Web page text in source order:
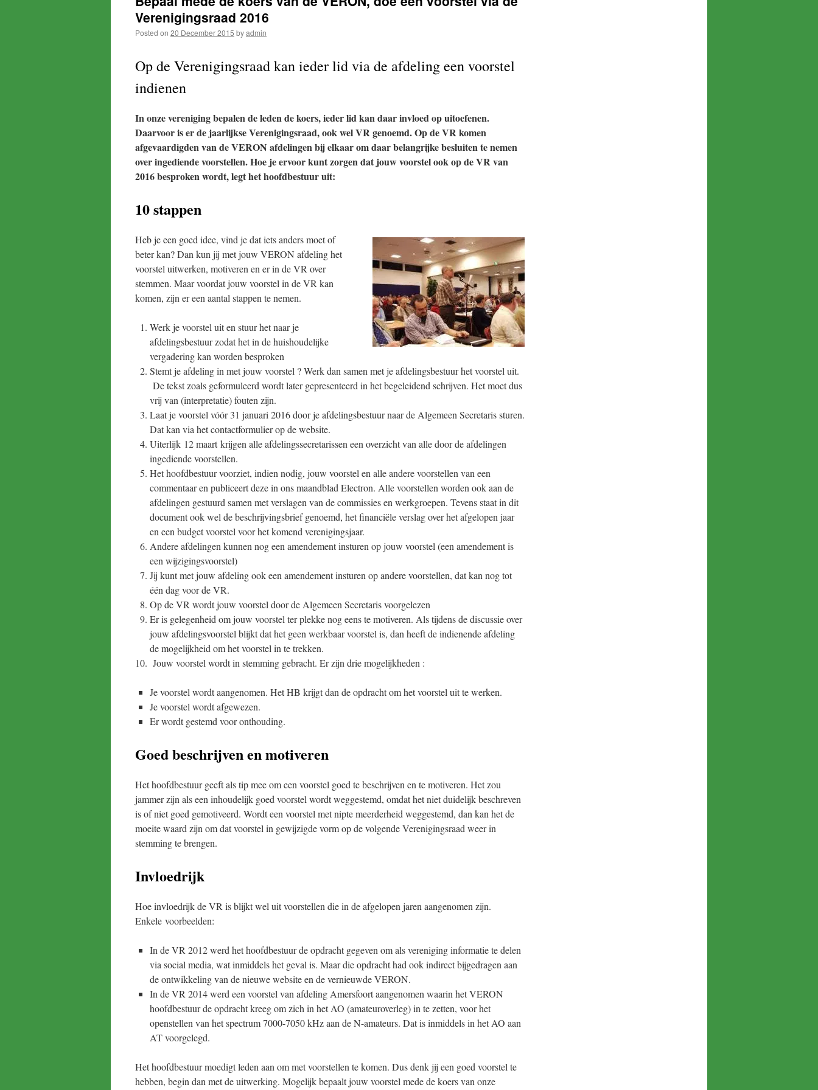
Verenigingsraad 2016
Posted on 20 December 2015 byadmin
Op de Verenigingsraad kan ieder lid via de afdeling een voorstel
indienen
In onze vereniging bepalen de leden de koers, ieder lid kan daar invloed op uitoefenen.
Daarvoor is er de jaarlijkse Verenigingsraad, ook wel VR genoemd. Op de VR komen
afgevaardigden van de VERON afdelingen bij elkaar om daar belangrijke besluiten te nemen
over ingediende voorstellen. Hoe je ervoor kunt zorgen dat jouw voorstel ook op de VR van
2016 besproken wordt, legt het hoofdbestuur uit:
10 stappen
Heb je een goed idee, vind je dat iets anders moet of
beter kan? Dan kun jij met jouw VERON afdeling het
voorstel uitwerken, motiveren en er in de VR over
stemmen. Maar voordat jouw voorstel in de VR kan
komen, zijn er een aantal stappen te nemen.
Werk je voorstel uit en stuur het naar je
afdelingsbestuur zodat het in de huishoudelijke
vergadering kan worden besproken
Stemt je afdeling in met jouw voorstel ? Werk dan samen met je afdelingsbestuur het voorstel uit.
De tekst zoals geformuleerd wordt later gepresenteerd in het begeleidend schrijven. Het moet dus
vrij van (interpretatie) fouten zijn.
Laat je voorstel vóór 31 januari 2016 door je afdelingsbestuur naar de Algemeen Secretaris sturen.
Dat kan via het contactformulier op de website.
Uiterlijk 12 maart krijgen alle afdelingssecretarissen een overzicht van alle door de afdelingen
ingediende voorstellen.
Het hoofdbestuur voorziet, indien nodig, jouw voorstel en alle andere voorstellen van een
commentaar en publiceert deze in ons maandblad Electron. Alle voorstellen worden ook aan de
afdelingen gestuurd samen met verslagen van de commissies en werkgroepen. Tevens staat in dit
document ook wel de beschrijvingsbrief genoemd, het financiële verslag over het afgelopen jaar
en een budget voorstel voor het komend verenigingsjaar.
Andere afdelingen kunnen nog een amendement insturen op jouw voorstel (een amendement is
een wijzigingsvoorstel)
Jij kunt met jouw afdeling ook een amendement insturen op andere voorstellen, dat kan nog tot
één dag voor de VR.
Op de VR wordt jouw voorstel door de Algemeen Secretaris voorgelezen
Er is gelegenheid om jouw voorstel ter plekke nog eens te motiveren. Als tijdens de discussie over
jouw afdelingsvoorstel blijkt dat het geen werkbaar voorstel is, dan heeft de indienende afdeling
de mogelijkheid om het voorstel in te trekken.
Jouw voorstel wordt in stemming gebracht. Er zijn drie mogelijkheden :
Je voorstel wordt aangenomen. Het HB krijgt dan de opdracht om het voorstel uit te werken.
Je voorstel wordt afgewezen.
Er wordt gestemd voor onthouding.
Goed beschrijven en motiveren
Het hoofdbestuur geeft als tip mee om een voorstel goed te beschrijven en te motiveren. Het zou
jammer zijn als een inhoudelijk goed voorstel wordt weggestemd, omdat het niet duidelijk beschreven
is of niet goed gemotiveerd. Wordt een voorstel met nipte meerderheid weggestemd, dan kan het de
moeite waard zijn om dat voorstel in gewijzigde vorm op de volgende Verenigingsraad weer in
stemming te brengen.
Invloedrijk
Hoe invloedrijk de VR is blijkt wel uit voorstellen die in de afgelopen jaren aangenomen zijn.
Enkele voorbeelden:
In de VR 2012 werd het hoofdbestuur de opdracht gegeven om als vereniging informatie te delen
via social media, wat inmiddels het geval is. Maar die opdracht had ook indirect bijgedragen aan
de ontwikkeling van de nieuwe website en de vernieuwde VERON.
In de VR 2014 werd een voorstel van afdeling Amersfoort aangenomen waarin het VERON
hoofdbestuur de opdracht kreeg om zich in het AO (amateuroverleg) in te zetten, voor het
openstellen van het spectrum 7000-7050 kHz aan de N-amateurs. Dat is inmiddels in het AO aan
AT voorgelegd.
Het hoofdbestuur moedigt leden aan om met voorstellen te komen. Dus denk jij een goed voorstel te
hebben, begin dan met de uitwerking. Mogelijk bepaalt jouw voorstel mede de koers van onze